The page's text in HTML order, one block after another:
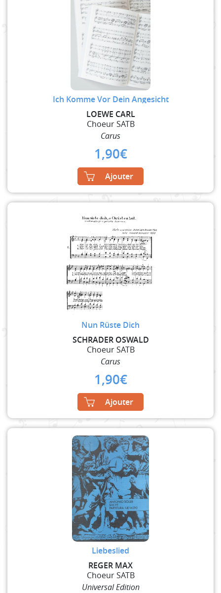
Ich Komme Vor Dein Angesicht
LOEWE CARL
Choeur SATB
Carus
1,90€
Ajouter
Nun Rüste Dich
SCHRADER OSWALD
Choeur SATB
Carus
1,90€
Ajouter
Liebeslied
REGER MAX
Choeur SATB
Universal Edition